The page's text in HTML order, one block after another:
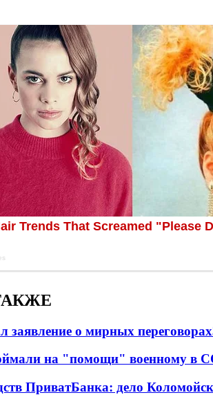
заявление о мирных переговорах
на "помощи" военному в
ПриватБанка: дело